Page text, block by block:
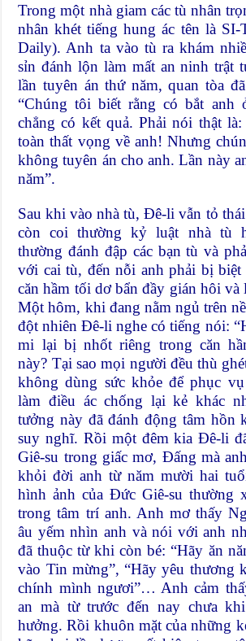
Trong một nhà giam các tù nhân
nhân khét tiếng hung ác tên là
Daily). Anh ta vào tù ra khám
sỉn đánh lộn làm mất an ninh trật
lần tuyên án thứ năm, quan tòa
“Chúng tôi biết rằng có bắt anh
chẳng có kết quả. Phải nói thật
toàn thất vọng về anh! Nhưng
không tuyên án cho anh. Lần này
năm”.
Sau khi vào nhà tù, Đê-li vẫn tỏ
còn coi thường kỷ luật nhà tù
thường đánh đập các bạn tù và
với cai tù, đến nỗi anh phải bị
căn hầm tối dơ bẩn đầy gián hôi
Một hôm, khi đang nằm ngủ trên
đột nhiên Đê-li nghe có tiếng nói:
mi lại bị nhốt riêng trong căn
này? Tại sao mọi người đều thù
không dùng sức khỏe để phục
làm điều ác chống lại kẻ khác
tưởng này đã đánh động tâm hồn
suy nghĩ. Rồi một đêm kia Đê-li
Giê-su trong giấc mơ, Đấng mà
khỏi đời anh từ năm mười hai
hình ảnh của Đức Giê-su thường
trong tâm trí anh. Anh mơ thấy
âu yếm nhìn anh và nói với anh
đã thuộc từ khi còn bé: “Hãy ăn
vào Tin mừng”, “Hãy yêu thương
chính mình ngươi”… Anh cảm
an mà từ trước đến nay chưa
hưởng. Rồi khuôn mặt của những